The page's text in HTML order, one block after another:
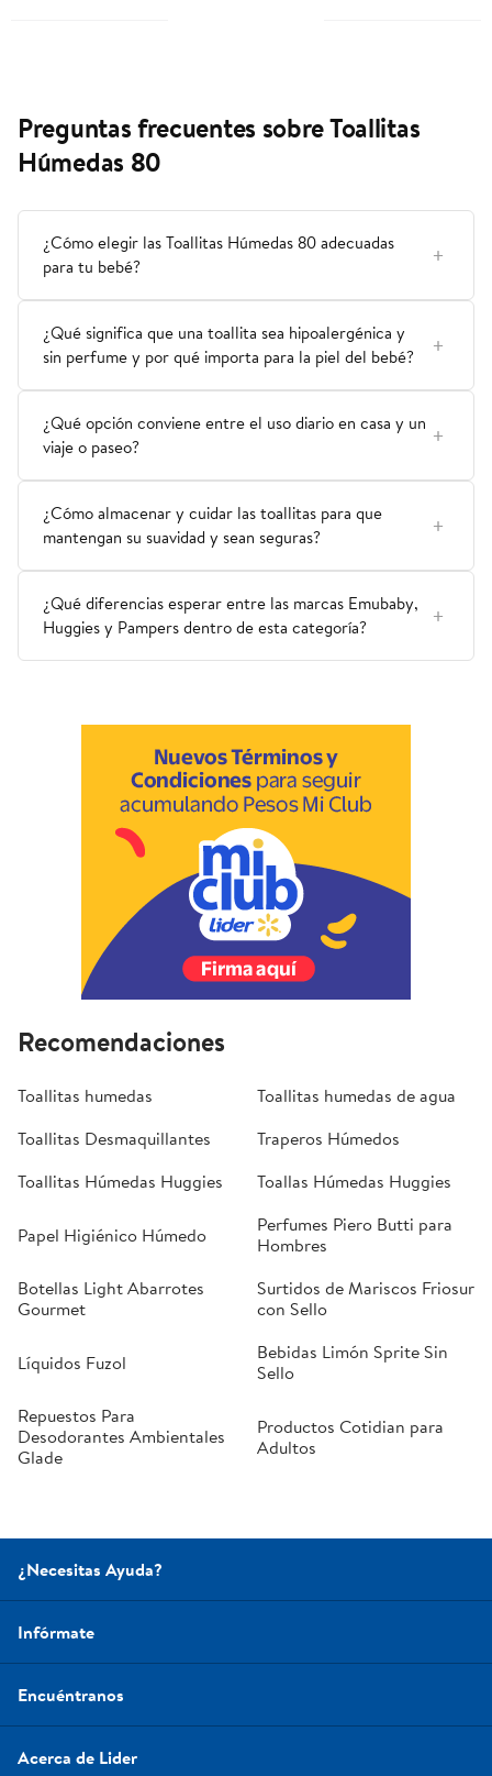
Preguntas frecuentes sobre Toallitas
Húmedas 80
¿Cómo elegir las Toallitas Húmedas 80 adecuadas
para tu bebé?
¿Qué significa que una toallita sea hipoalergénica y
sin perfume y por qué importa para la piel del bebé?
¿Qué opción conviene entre el uso diario en casa y un
viaje o paseo?
¿Cómo almacenar y cuidar las toallitas para que
mantengan su suavidad y sean seguras?
¿Qué diferencias esperar entre las marcas Emubaby,
Huggies y Pampers dentro de esta categoría?
Recomendaciones
Toallitas humedas
Toallitas humedas de agua
Toallitas Desmaquillantes
Traperos Húmedos
Toallitas Húmedas Huggies
Toallas Húmedas Huggies
Papel Higiénico Húmedo
Perfumes Piero Butti para
Hombres
Botellas Light Abarrotes
Gourmet
Surtidos de Mariscos Friosur
con Sello
Líquidos Fuzol
Bebidas Limón Sprite Sin
Sello
Repuestos Para
Desodorantes Ambientales
Glade
Productos Cotidian para
Adultos
¿Necesitas Ayuda?
Infórmate
Encuéntranos
Acerca de Lider